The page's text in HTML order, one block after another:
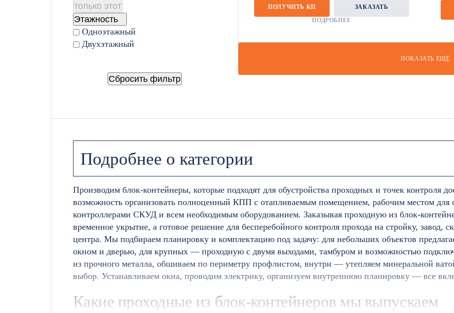
только этот
Этажность
Одноэтажный
Двухэтажный
Сбросить фильтр
ПОЛУЧИТЬ КП
ЗАКАЗАТЬ
ПОДРОБНЕЕ
ПОКАЗАТЬ ЕЩЁ
Подробнее о категории
Производим блок-контейнеры, которые подходят для обустройства проходных и точек контроля
возможность организовать полноценный КПП с отапливаемым помещением, рабочим местом для
контроллерами СКУД и всем необходимым оборудованием. Заказывая проходную из блок-
временное укрытие, а готовое решение для бесперебойного контроля прохода на стройку, завод,
центра. Мы подбираем планировку и комплектацию под задачу: для небольших объектов
окном и дверью, для крупных — проходную с двумя выходами, тамбуром и возможностью
из прочного металла, обшиваем по периметру профлистом, внутри — утепляем минеральной
выбор. Устанавливаем окна, проводим электрику, организуем внутреннюю планировку — все
Какие проходные из блок-контейнеров мы выпускаем